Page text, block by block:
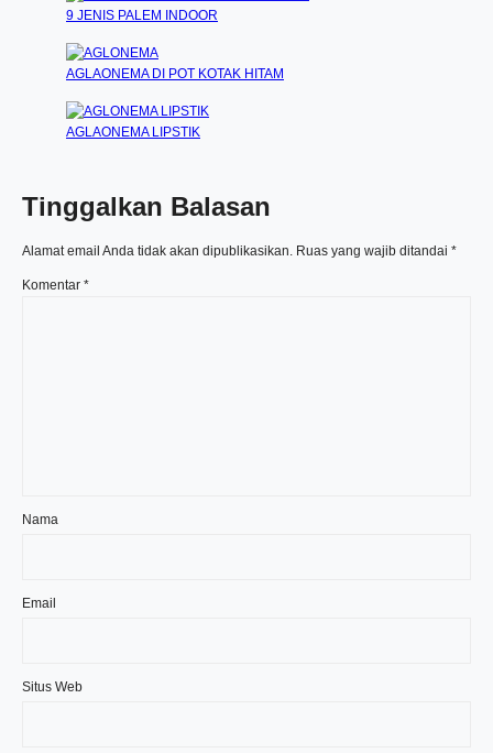
9 JENIS PALEM INDOOR
AGLAONEMA DI POT KOTAK HITAM
AGLAONEMA LIPSTIK
Tinggalkan Balasan
Alamat email Anda tidak akan dipublikasikan. Ruas yang wajib ditandai *
Komentar *
Nama
Email
Situs Web